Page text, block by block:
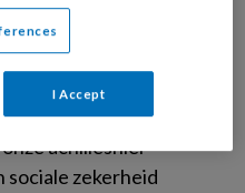
niet alleen
heeft bijgedragen
beloning en
het aanhoudend
achilleshiel
sociale zekerheid
I Accept